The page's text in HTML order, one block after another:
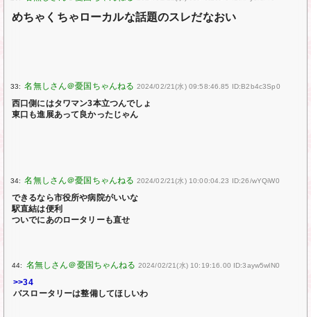
めちゃくちゃローカルな話題のスレだなおい
33: 2024/02/21(水) 09:58:46.85 ID:B2b4c3Sp0
西口側にはタワマン3本立つんでしょ
東口も進展あって良かったじゃん
34: 2024/02/21(水) 10:00:04.23 ID:26/wYQiW0
できるなら市役所や病院がいいな
駅直結は便利
ついでにあのロータリーも直せ
44: 2024/02/21(水) 10:19:16.00 ID:3ayw5wlN0
>>34
バスロータリーは整備してほしいわ